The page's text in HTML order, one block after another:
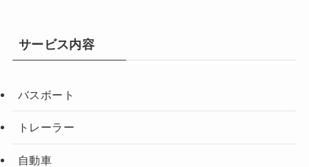
サービス内容
バスボート
トレーラー
自動車